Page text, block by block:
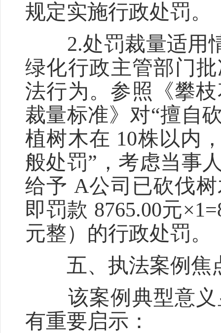
规定实施行政处罚。
2.处罚裁量适用情
绿化行政主管部门
法行为。参照《攀
裁量标准》对“擅自
植树木在 10株以内
般处罚”，考虑当事
给予 A公司已砍伐
即罚款 8765.00元
元整）的行政处罚。
五、执法案例焦
该案例典型意义
有重要启示：